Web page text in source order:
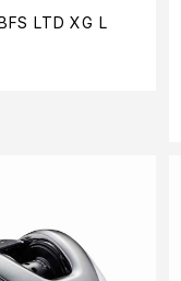
LTD XG L